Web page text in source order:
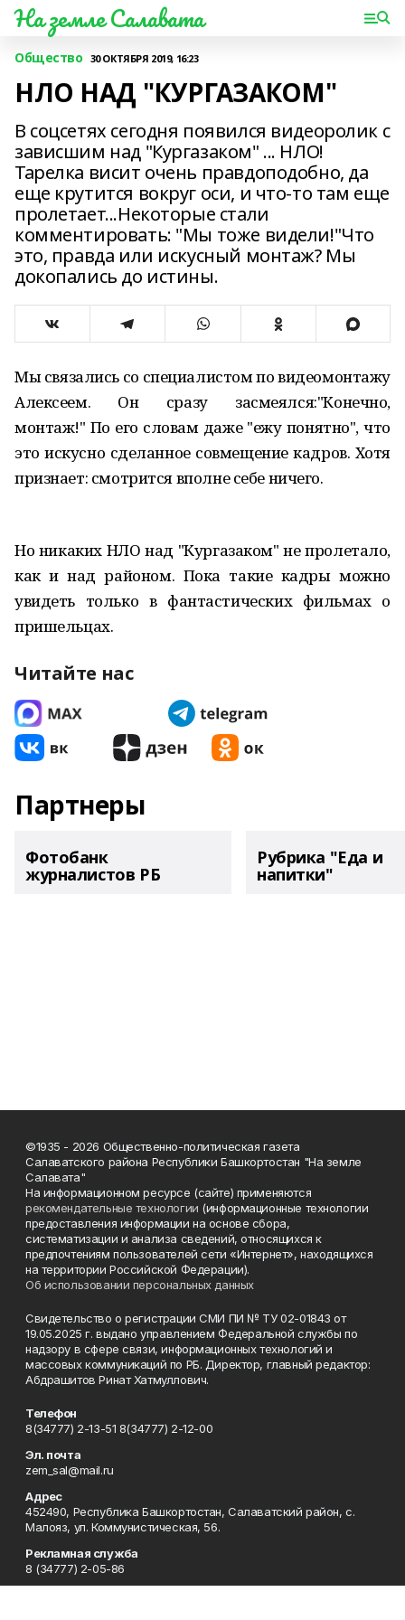
На земле Салавата
Общество 30 ОКТЯБРЯ 2019, 16:23
НЛО НАД "КУРГАЗАКОМ"
В соцсетях сегодня появился видеоролик с
зависшим над "Кургазаком" ... НЛО!
Тарелка висит очень правдоподобно, да
еще крутится вокруг оси, и что-то там еще
пролетает...Некоторые стали
комментировать: "Мы тоже видели!"Что
это, правда или искусный монтаж? Мы
докопались до истины.
Мы связались со специалистом по видеомонтажу
Алексеем. Он сразу засмеялся:"Конечно,
монтаж!" По его словам даже "ежу понятно", что
это искусно сделанное совмещение кадров. Хотя
признает: смотрится вполне себе ничего.
Но никаких НЛО над "Кургазаком" не пролетало,
как и над районом. Пока такие кадры можно
увидеть только в фантастических фильмах о
пришельцах.
Читайте нас
Партнеры
Фотобанк
журналистов РБ
Рубрика "Еда и
напитки"
©1935 - 2026 Общественно-политическая газета
Салаватского района Республики Башкортостан "На земле
Салавата"
На информационном ресурсе (сайте) применяются
рекомендательные технологии (информационные технологии
предоставления информации на основе сбора,
систематизации и анализа сведений, относящихся к
предпочтениям пользователей сети «Интернет», находящихся
на территории Российской Федерации).
Об использовании персональных данных
Свидетельство о регистрации СМИ ПИ № ТУ 02-01843 от
19.05.2025 г. выдано управлением Федеральной службы по
надзору в сфере связи, информационных технологий и
массовых коммуникаций по РБ. Директор, главный редактор:
Абдрашитов Ринат Хатмуллович.
Телефон
8(34777) 2-13-51 8(34777) 2-12-00
Эл. почта
zem_sal@mail.ru
Адрес
452490, Республика Башкортостан, Салаватский район, с.
Малояз, ул. Коммунистическая, 56.
Рекламная служба
8 (34777) 2-05-86